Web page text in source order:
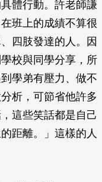
體行動。許老師謙
班上的成績不算很
四肢發達的人。因
校與同學分享，所
學弟有壓力、做不
析，可節省他許多
這些笑話都是自己
距離。」這樣的人